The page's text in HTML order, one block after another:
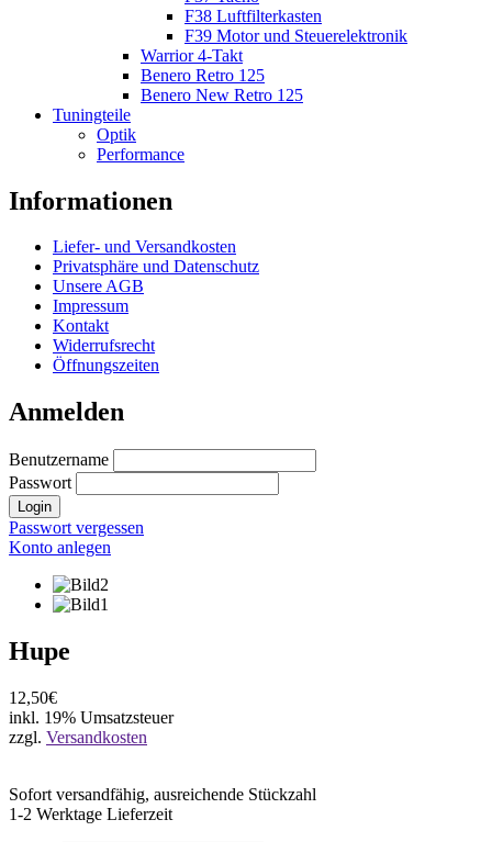
F38 Luftfilterkasten
F39 Motor und Steuerelektronik
Warrior 4-Takt
Benero Retro 125
Benero New Retro 125
Tuningteile
Optik
Performance
Informationen
Liefer- und Versandkosten
Privatsphäre und Datenschutz
Unsere AGB
Impressum
Kontakt
Widerrufsrecht
Öffnungszeiten
Anmelden
Benutzername
Passwort
Login
Passwort vergessen
Konto anlegen
Hupe
12,50€
inkl. 19% Umsatzsteuer
zzgl. Versandkosten
Sofort versandfähig, ausreichende Stückzahl
1-2 Werktage Lieferzeit